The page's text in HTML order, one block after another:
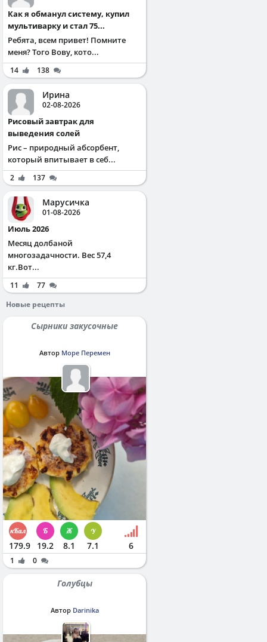
Как я обманул систему, купил
мультиварку и стал 75...
Ребята, всем привет! Помните
меня? Того Вову, кото...
14 138
Ирина
02-08-2026
Рисовый завтрак для
выведения солей
Рис – природный абсорбент,
который впитывает в себ...
2 137
Марусичка
01-08-2026
Июль 2026
Месяц долбаной
многозадачности. Вес 57,4
кг.Вот...
11
77
Новые рецепты
Сырники закусочные
Автор Море Перемен
179.9 19.2 8.1 7.1 6
1 0
Голубцы
Автор Darinika